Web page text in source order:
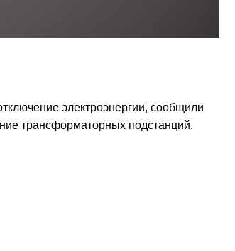
электроэнергии, сообщили
трансформаторных подстанций.